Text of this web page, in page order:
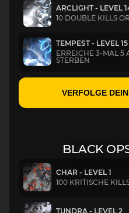
ARCLIGHT - LEVEL
10 DOUBLE KILLS
TEMPEST - LEVEL 15
ERREICHE 3-MAL 5
STERBEN
VERFOLGE
BLACK
CHAR - LEVEL 1
100 KRITISCHE
TUNDRA - LEVEL 2